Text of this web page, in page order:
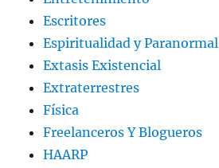
Escritores
Espiritualidad y Paranormal
Extasis Existencial
Extraterrestres
Física
Freelanceros Y Blogueros
HAARP